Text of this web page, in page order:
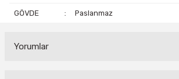
GÖVDE : Paslanmaz
Yorumlar